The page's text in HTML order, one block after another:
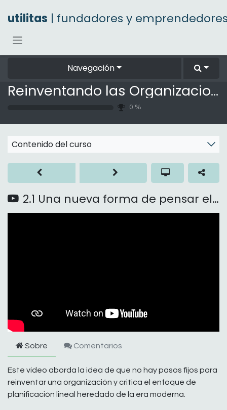
utilitas | fundadores y
Navegación
Reinventando las Organizaciones
0 %
Contenido del curso
2.1 Una nueva forma de pensar el cambio
Sobre Comentarios
Este vídeo aborda la idea de que no hay pasos fijos para
reinventar una organización y critica el enfoque de
planificación lineal heredado de la era moderna.